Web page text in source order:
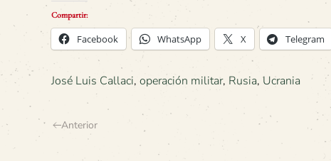
Compartir:
Facebook WhatsApp X Telegram
José Luis Callaci, operación militar, Rusia, Ucrania
Anterior